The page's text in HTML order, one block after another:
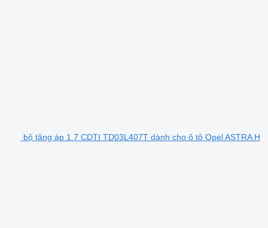
bộ tăng áp 1.7 CDTI TD03L407T dành cho ô tô Opel ASTRA H